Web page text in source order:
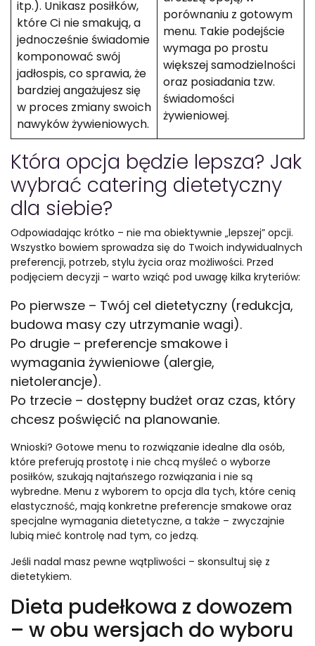
itp.). Unikasz posiłków,
które Ci nie smakują, a
jednocześnie świadomie
komponować swój
jadłospis, co sprawia, że
bardziej angażujesz się
w proces zmiany swoich
nawyków żywieniowych.
porównaniu z gotowym
menu. Takie podejście
wymaga po prostu
większej samodzielności
oraz posiadania tzw.
świadomości
żywieniowej.
Która opcja będzie lepsza? Jak
wybrać catering dietetyczny
dla siebie?
Odpowiadając krótko – nie ma obiektywnie „lepszej” opcji.
Wszystko bowiem sprowadza się do Twoich indywidualnych
preferencji, potrzeb, stylu życia oraz możliwości. Przed
podjęciem decyzji – warto wziąć pod uwagę kilka kryteriów:
Po pierwsze – Twój cel dietetyczny (redukcja,
budowa masy czy utrzymanie wagi).
Po drugie – preferencje smakowe i
wymagania żywieniowe (alergie,
nietolerancje).
Po trzecie – dostępny budżet oraz czas, który
chcesz poświęcić na planowanie.
Wnioski? Gotowe menu to rozwiązanie idealne dla osób,
które preferują prostotę i nie chcą myśleć o wyborze
posiłków, szukają najtańszego rozwiązania i nie są
wybredne. Menu z wyborem to opcja dla tych, które cenią
elastyczność, mają konkretne preferencje smakowe oraz
specjalne wymagania dietetyczne, a także – zwyczajnie
lubią mieć kontrolę nad tym, co jedzą.
Jeśli nadal masz pewne wątpliwości – skonsultuj się z
dietetykiem.
Dieta pudełkowa z dowozem
– w obu wersjach do wyboru